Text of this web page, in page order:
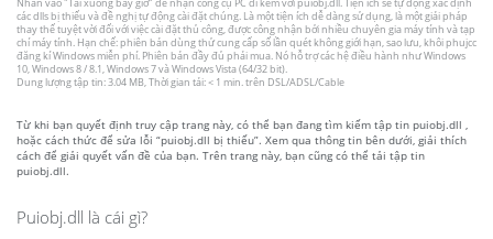
Nhấn vào"Tải xuống bây giờ" để nhận công cụ PC đi kèm với puiobj.dll. Tiện ích sẽ tự động xác định
các dlls bị thiếu và đề nghị tự động cài đặt chúng. Là một tiện ích dễ dàng sử dụng, là một giải pháp
thay thế tuyệt vời đối với việc cài đặt thủ công, được công nhận bởi nhiều chuyên gia máy tính và tạp
chí máy tính. Hạn chế: phiên bản dùng thử cung cấp số lần quét không giới hạn, sao lưu, khôi phujcc
đăng kí Windows miễn phí. Phiên bản đầy đủ phải mua. Nó hỗ trợ các hệ điều hành như Windows
10, Windows 8 / 8.1, Windows 7 và Windows Vista (64/32 bit).
Dung lượng tập tin: 3.04 MB, Thời gian tải: < 1 min. trên DSL/ADSL/Cable
Từ khi bạn quyết định truy cập trang này, có thể bạn đang tìm kiếm tập tin puiobj.dll ,
hoặc cách thức để sửa lỗi “puiobj.dll bị thiếu”. Xem qua thông tin bên dưới, giải thích
cách để giải quyết vấn đề của bạn. Trên trang này, bạn cũng có thể tải tập tin
puiobj.dll.
Puiobj.dll là cái gì?